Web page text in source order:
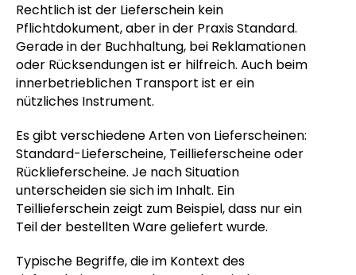
Rechtlich ist der Lieferschein kein
Pflichtdokument, aber in der Praxis Standard.
Gerade in der Buchhaltung, bei Reklamationen
oder Rücksendungen ist er hilfreich. Auch beim
innerbetrieblichen Transport ist er ein
nützliches Instrument.
Es gibt verschiedene Arten von Lieferscheinen:
Standard-Lieferscheine, Teillieferscheine oder
Rücklieferscheine. Je nach Situation
unterscheiden sie sich im Inhalt. Ein
Teillieferschein zeigt zum Beispiel, dass nur ein
Teil der bestellten Ware geliefert wurde.
Typische Begriffe, die im Kontext des